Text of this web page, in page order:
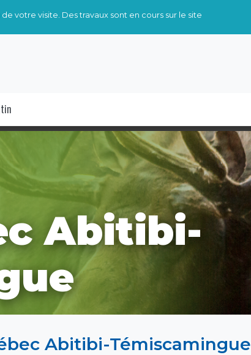
de votre visite. Des travaux sont en cours sur le site
Abitibi-
Abitibi-Témiscamingue